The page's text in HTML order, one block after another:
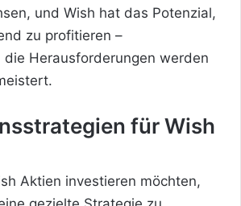
und Wish hat das Potenzial,
zu profitieren –
Herausforderungen werden
für Wish
Aktien investieren möchten,